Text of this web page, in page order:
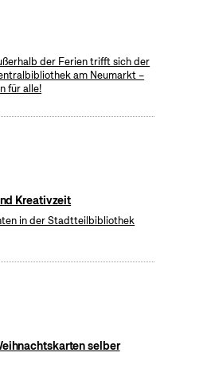
der Ferien trifft sich der
am Neumarkt –
für alle!
Kreativzeit
in der Stadtteilbibliothek
selber